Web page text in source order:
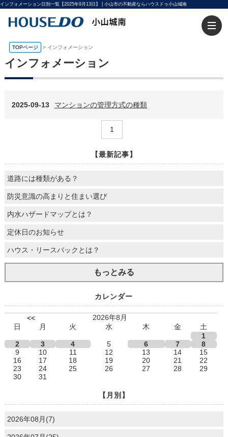
インフォメーション日別一覧【2025年9月13日】 | 小山市の不動産ならハウスドゥ小山城南
TOPページ > インフォメーション
インフォメーション
2025-09-13 マンションの管理方式の種類
1
【最新記事】
道路には種類がある？
防災意識の高まりと住まい選び
内水ハザードマップとは？
定休日のお知らせ
ハウス・リースバックとは？
もっとみる
カレンダー
<<
2026年8月
日
月 火 水 木 金
土
1
2
3 4 5 6 7
8
9
10 11 12 13 14
15
16
17 18 19 20 21
22
23
24 25 26 27 28
29
30
31
【月別】
2026年08月(7)